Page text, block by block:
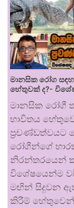
මානසික රෝග
හේතුවක් ද?-
මානසික රෝගී
භාවිතය
ප්‍රචණ්ඩත්වයට
රෝගීන්ගේ
නිරන්තරයෙන්
විශේෂයෙන්ම
මඟින් සිදුවන
කිරීම්